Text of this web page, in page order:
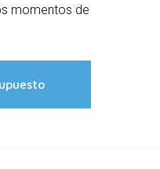
momentos de